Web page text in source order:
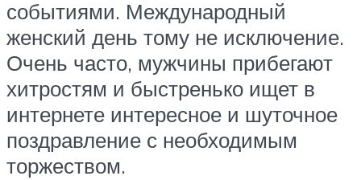
событиями. Международный
женский день тому не исключение.
Очень часто, мужчины прибегают
хитростям и быстренько ищет в
интернете интересное и шуточное
поздравление с необходимым
торжеством.